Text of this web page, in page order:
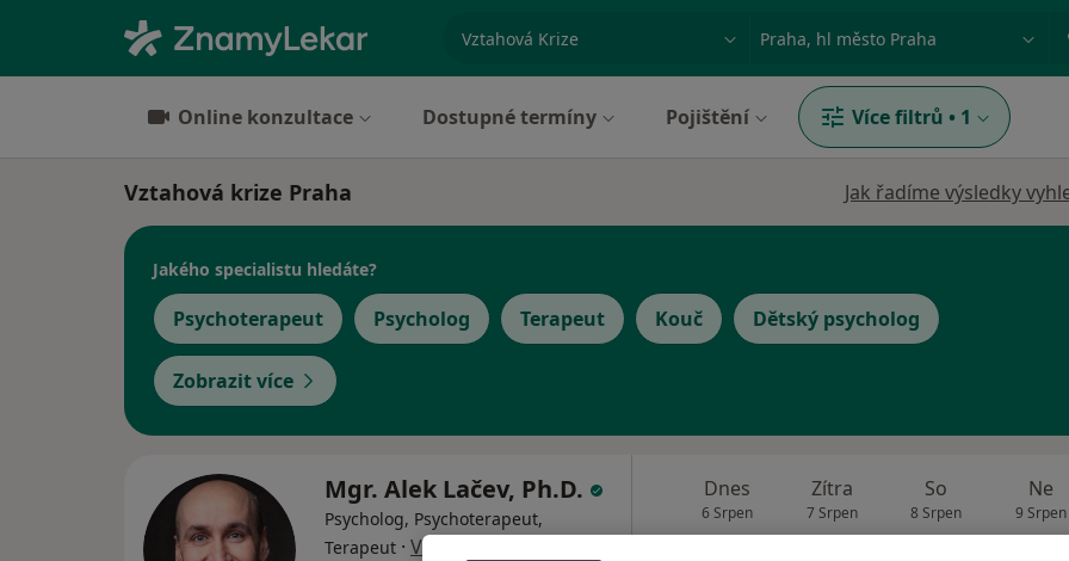
specializace, nemoc nebo příjmení Město nebo region
Online konzultace Dostupné termíny Pojištění Více filtrů • 1
Vztahová krize Praha Jak řadíme výsledky
Jakého specialistu hledáte?
Psychoterapeut Psycholog Terapeut Kouč Dětský psycholog
Zobrazit více
Mgr. Alek Lačev, Ph.D.
Psycholog, Psychoterapeut,
Terapeut · Více
Dnes
6 Srpen
Zítra
7 Srpen
So
8 Srpen
Ne
9 Srpen